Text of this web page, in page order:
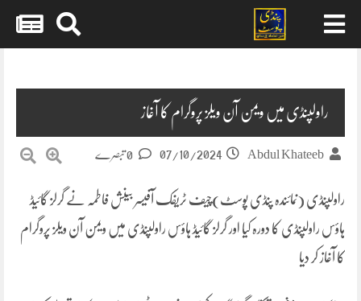
راولپنڈی میں ویمن آن ویلز پروگرام کا آغاز
Abdul Khateeb
07/10/2024
راولپنڈی (نمائندہ پنڈی پوسٹ)چیف ٹریفک آفیسر بینش فاطمہ نے گرلز گائیڈ
ہاؤس راولپنڈی کا دورہ کیا اور گرلز گائیڈ ہاؤس راولپنڈی میں ویمن آن ویلز پروگرام
کا آغاز کر دیا